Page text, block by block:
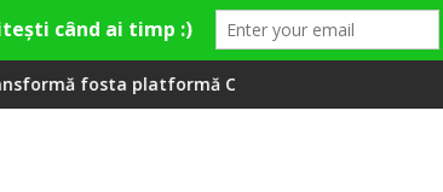
VillageCarbochim într-un nou centru cultural și de